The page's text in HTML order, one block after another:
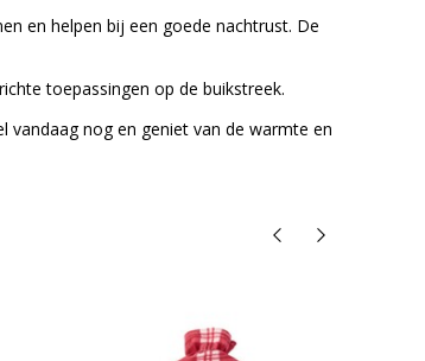
en helpen bij een goede nachtrust. De
toepassingen op de buikstreek.
vandaag nog en geniet van de warmte en